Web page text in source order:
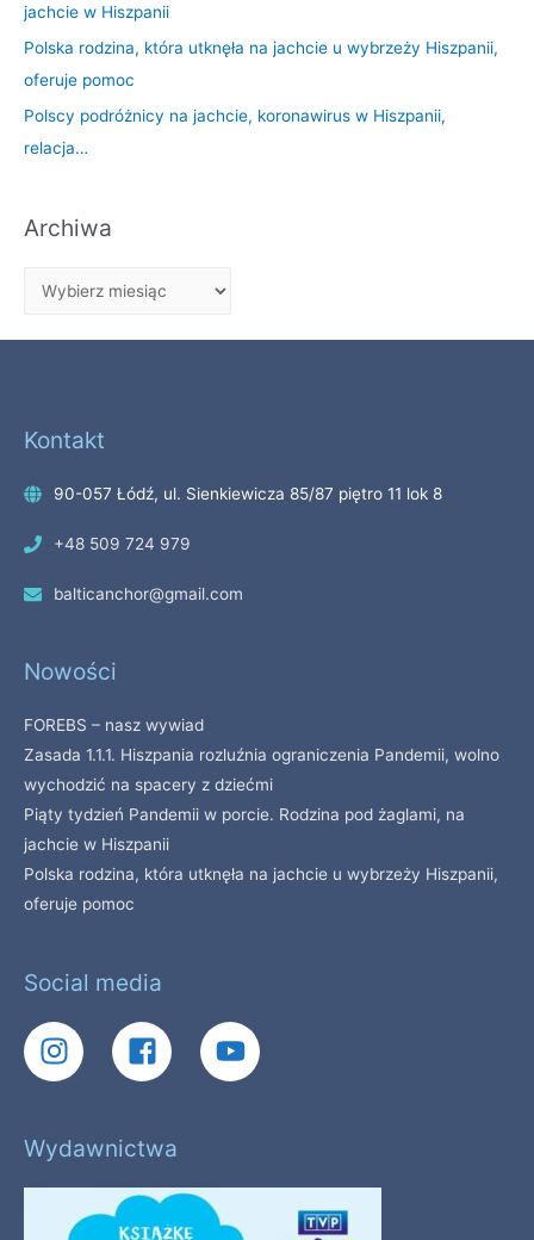
jachcie w Hiszpanii
Polska rodzina, która utknęła na jachcie u wybrzeży Hiszpanii,
oferuje pomoc
Polscy podróżnicy na jachcie, koronawirus w Hiszpanii,
relacja…
Archiwa
Kontakt
90-057 Łódź, ul. Sienkiewicza 85/87 piętro 11 lok 8
+48 509 724 979
balticanchor@gmail.com
Nowości
FOREBS – nasz wywiad
Zasada 1.1.1. Hiszpania rozluźnia ograniczenia Pandemii, wolno
wychodzić na spacery z dziećmi
Piąty tydzień Pandemii w porcie. Rodzina pod żaglami, na
jachcie w Hiszpanii
Polska rodzina, która utknęła na jachcie u wybrzeży Hiszpanii,
oferuje pomoc
Social media
Wydawnictwa